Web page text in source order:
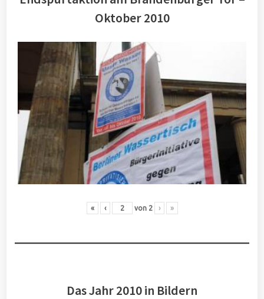
Oktober 2010
« ‹ von 2 › »
Das Jahr 2010 in Bildern